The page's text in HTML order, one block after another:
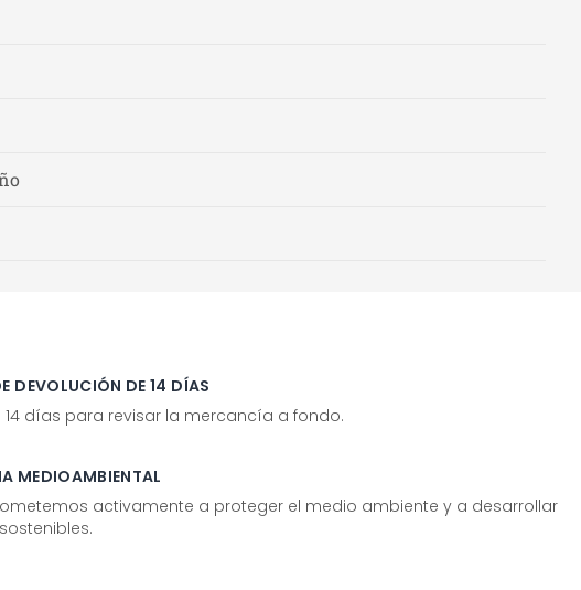
DEVOLUCIÓN DE 14 DÍAS
14 días para revisar la mercancía a fondo.
MEDIOAMBIENTAL
activamente a proteger el medio ambiente y a desarrollar